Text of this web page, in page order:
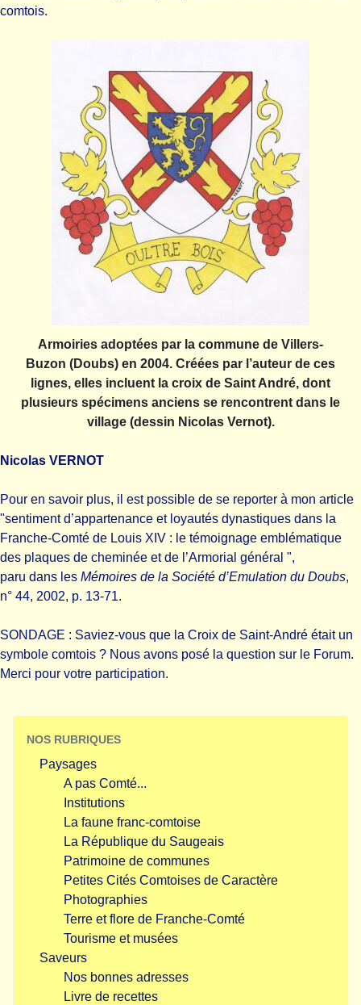
comtois.
Armoiries adoptées par la commune de Villers-
Buzon (Doubs) en 2004. Créées par l’auteur de ces
lignes, elles incluent la croix de Saint André, dont
plusieurs spécimens anciens se rencontrent dans le
village (dessin Nicolas Vernot).
Nicolas VERNOT
Pour en savoir plus, il est possible de se reporter à mon article
"sentiment d’appartenance et loyautés dynastiques dans la
Franche-Comté de Louis XIV : le témoignage emblématique
des plaques de cheminée et de l’Armorial général ",
paru dans les Mémoires de la Société d’Emulation du Doubs,
n° 44, 2002, p. 13-71.
SONDAGE : Saviez-vous que la Croix de Saint-André était un
symbole comtois ? Nous avons posé la question sur le Forum.
Merci pour votre participation.
NOS RUBRIQUES
Paysages
A pas Comté...
Institutions
La faune franc-comtoise
La République du Saugeais
Patrimoine de communes
Petites Cités Comtoises de Caractère
Photographies
Terre et flore de Franche-Comté
Tourisme et musées
Saveurs
Nos bonnes adresses
Livre de recettes